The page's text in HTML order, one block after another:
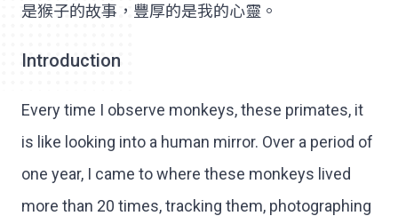
是猴子的故事，豐厚的是我的心靈。
Introduction
Every time I observe monkeys, these primates, it
is like looking into a human mirror. Over a period of
one year, I came to where these monkeys lived
more than 20 times, tracking them, photographing